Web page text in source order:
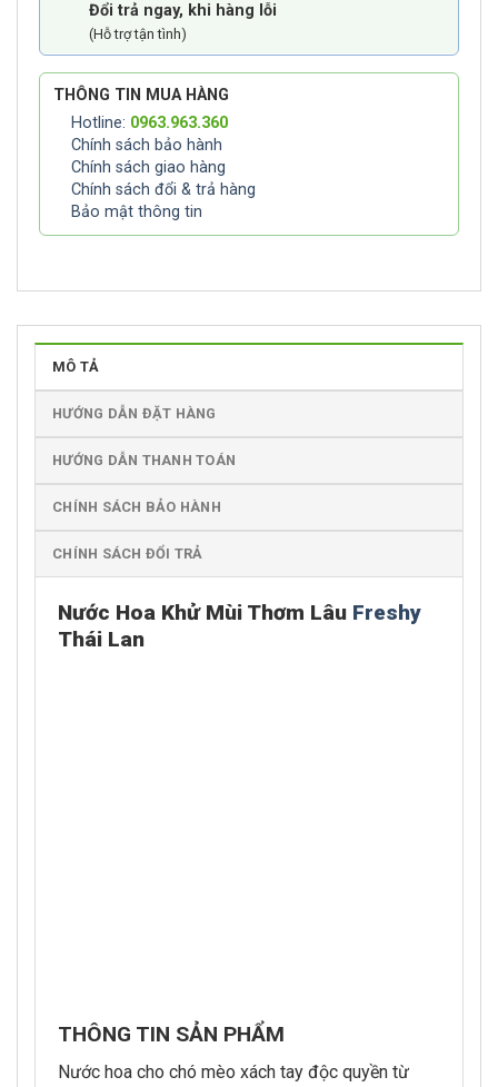
Đổi trả ngay, khi hàng lỗi
(Hỗ trợ tận tình)
THÔNG TIN MUA HÀNG
Hotline: 0963.963.360
Chính sách bảo hành
Chính sách giao hàng
Chính sách đổi & trả hàng
Bảo mật thông tin
MÔ TẢ
HƯỚNG DẪN ĐẶT HÀNG
HƯỚNG DẪN THANH TOÁN
CHÍNH SÁCH BẢO HÀNH
CHÍNH SÁCH ĐỔI TRẢ
Nước Hoa Khử Mùi Thơm Lâu Freshy
Thái Lan
THÔNG TIN SẢN PHẨM
Nước hoa cho chó mèo xách tay độc quyền từ